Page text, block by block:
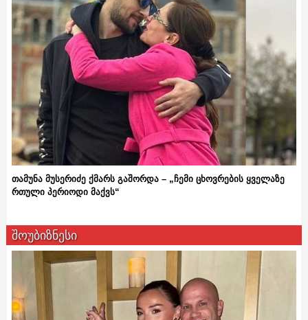
თამუნა მუსერიძე ქმარს გაშორდა – „ჩემი ცხოვრების ყველაზე
რთული პერიოდი მაქვს“
შოუბიზნესი